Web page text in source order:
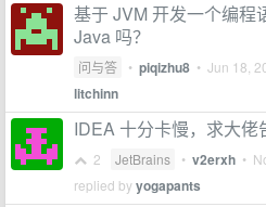
基于 JVM 开发一个编程
Java 吗？
问与答 • piqizhu8 • Jun 18,
litchinn
IDEA 十分卡慢，求大佬
2 JetBrains • v2erxh •
replied byyogapants